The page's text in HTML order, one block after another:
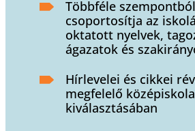
Többféle szempontból
csoportosítja az
oktatott nyelvek,
ágazatok és
Hírlevelei és cikkei
megfelelő középiskola
kiválasztásában